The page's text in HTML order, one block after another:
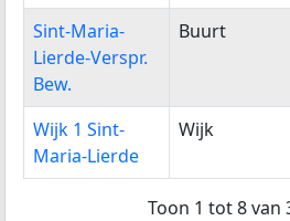
Sint-Maria-
Lierde-Verspr.
Bew.
Buurt
Wijk 1 Sint-
Maria-Lierde
Wijk
Toon 1 tot 8 van